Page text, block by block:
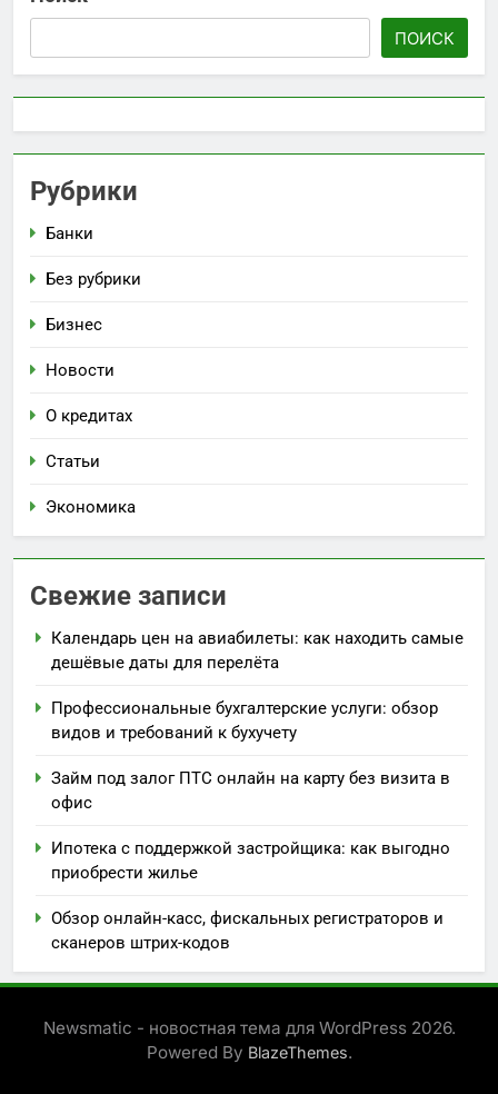
ПОИСК
Рубрики
Банки
Без рубрики
Бизнес
Новости
О кредитах
Статьи
Экономика
Свежие записи
Календарь цен на авиабилеты: как находить самые
дешёвые даты для перелёта
Профессиональные бухгалтерские услуги: обзор
видов и требований к бухучету
Займ под залог ПТС онлайн на карту без визита в
офис
Ипотека с поддержкой застройщика: как выгодно
приобрести жилье
Обзор онлайн-касс, фискальных регистраторов и
сканеров штрих-кодов
Newsmatic - новостная тема для WordPress 2026.
Powered By BlazeThemes.